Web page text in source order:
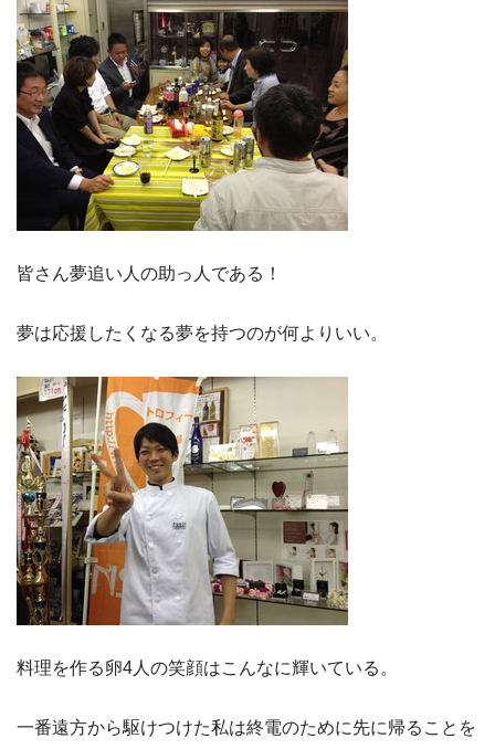
皆さん夢追い人の助っ人である！
夢は応援したくなる夢を持つのが何よりいい。
料理を作る卵4人の笑顔はこんなに輝いている。
一番遠方から駆けつけた私は終電のために先に帰ることを